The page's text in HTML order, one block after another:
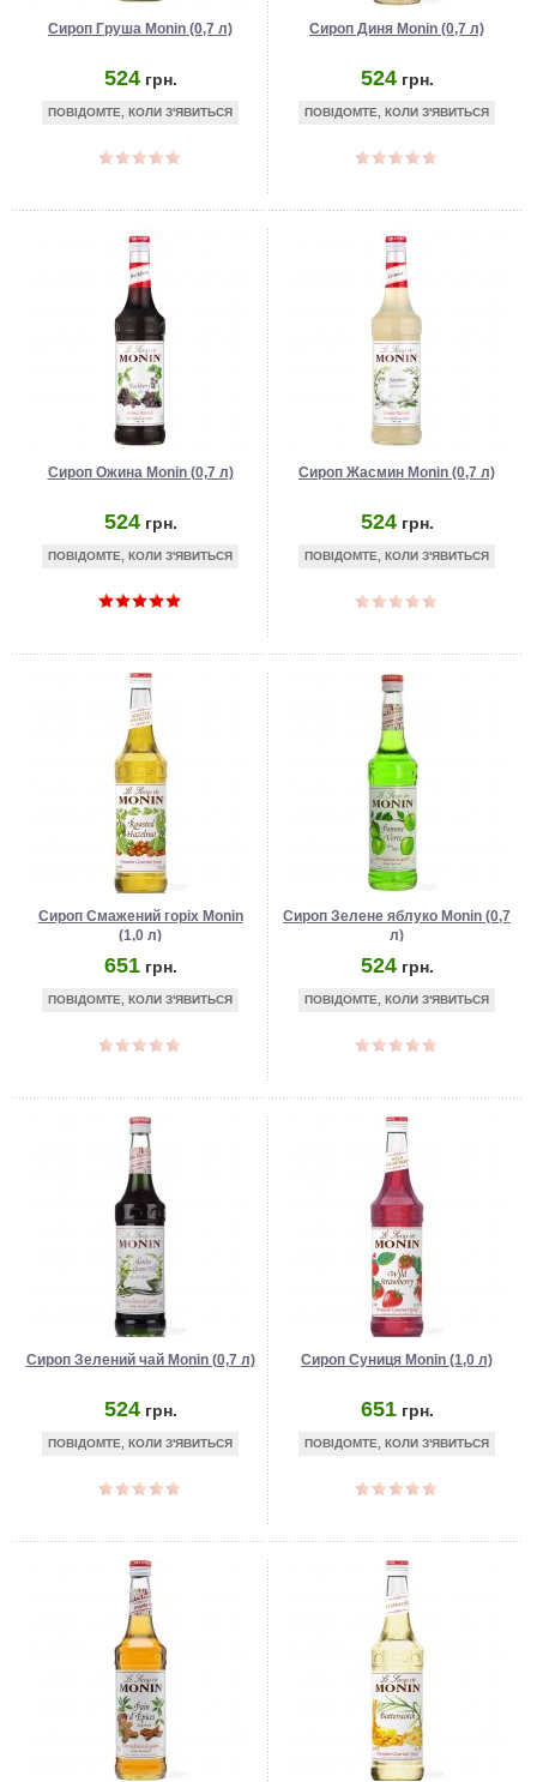
Сироп Груша Monin (0,7 л)
524 грн.
ПОВІДОМТЕ, КОЛИ З'ЯВИТЬСЯ
Сироп Диня Monin (0,7 л)
524 грн.
ПОВІДОМТЕ, КОЛИ З'ЯВИТЬСЯ
Сироп Ожина Monin (0,7 л)
524 грн.
ПОВІДОМТЕ, КОЛИ З'ЯВИТЬСЯ
Сироп Жасмин Monin (0,7 л)
524 грн.
ПОВІДОМТЕ, КОЛИ З'ЯВИТЬСЯ
Сироп Смажений горіх Monin
(1,0 л)
651 грн.
ПОВІДОМТЕ, КОЛИ З'ЯВИТЬСЯ
Сироп Зелене яблуко Monin (0,7
л)
524 грн.
ПОВІДОМТЕ, КОЛИ З'ЯВИТЬСЯ
Сироп Зелений чай Monin (0,7 л)
524 грн.
ПОВІДОМТЕ, КОЛИ З'ЯВИТЬСЯ
Сироп Суниця Monin (1,0 л)
651 грн.
ПОВІДОМТЕ, КОЛИ З'ЯВИТЬСЯ